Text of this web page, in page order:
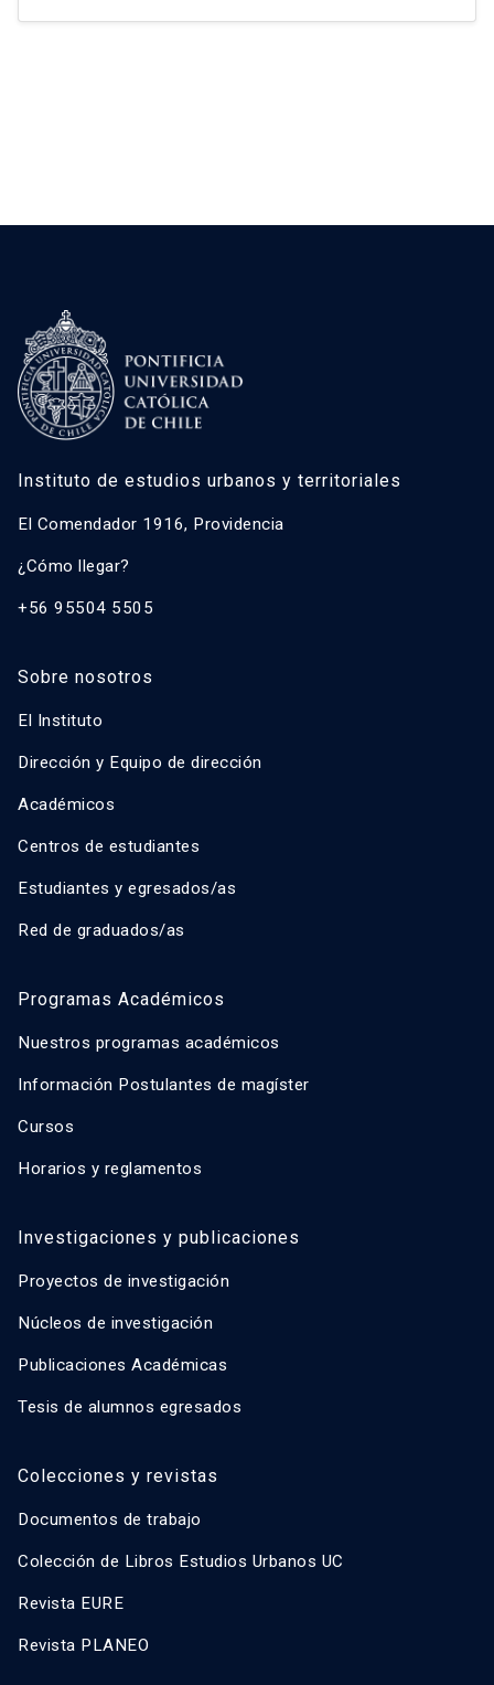
Calama, Provincia el Loa, Región de Antofagasta
Instituto de estudios urbanos y territoriales
El Comendador 1916, Providencia
¿Cómo llegar?
+56 95504 5505
Sobre nosotros
El Instituto
Dirección y Equipo de dirección
Académicos
Centros de estudiantes
Estudiantes y egresados/as
Red de graduados/as
Programas Académicos
Nuestros programas académicos
Información Postulantes de magíster
Cursos
Horarios y reglamentos
Investigaciones y publicaciones
Proyectos de investigación
Núcleos de investigación
Publicaciones Académicas
Tesis de alumnos egresados
Colecciones y revistas
Documentos de trabajo
Colección de Libros Estudios Urbanos UC
Revista EURE
Revista PLANEO